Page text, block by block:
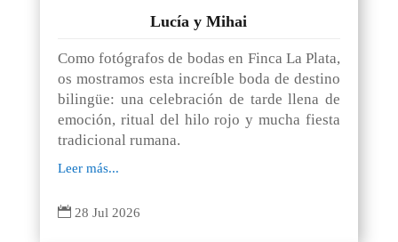
Lucía y Mihai
Como fotógrafos de bodas en Finca La Plata,
os mostramos esta increíble boda de destino
bilingüe: una celebración de tarde llena de
emoción, ritual del hilo rojo y mucha fiesta
tradicional rumana.
Leer más...
 28 Jul 2026